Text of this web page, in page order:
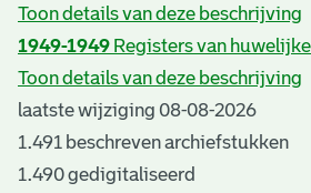
Toon details van deze beschrijving
1949-1949 Registers van
Toon details van deze beschrijving
laatste wijziging 08-08-2026
1.491 beschreven archiefstukken
1.490 gedigitaliseerd